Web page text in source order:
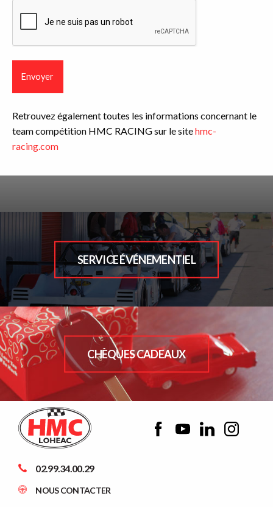
Retrouvez également toutes les informations concernant le
team compétition HMC RACING sur le sitehmc-
racing.com
SERVICE ÉVÉNEMENTIEL
CHÈQUES CADEAUX
02.99.34.00.29
NOUS CONTACTER